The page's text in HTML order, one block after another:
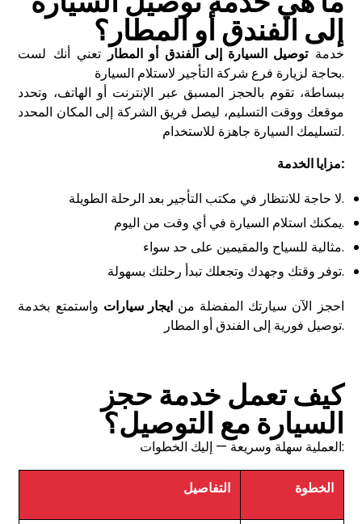
إلى الفندق أو المطار؟
خدمةتوصيل السيارة إلى الفندق أو المطارتعني أنك لست
بحاجة لزيارة فرع شركة التأجير لاستلام السيارة.
ببساطة، تقوم بالحجز المسبق عبر الإنترنت أو الهاتف، وتحدد
موقعك ووقت التسليم، ليصل فريق الشركة إلى المكان المحدد
لتسليمك السيارة جاهزة للاستخدام.
مزايا الخدمة:
لا حاجة للانتظار في مكتب التأجير بعد الرحلة الطويلة.
يمكنك استلام السيارة في أي وقت من اليوم.
مثالية للسياح والمقيمين على حد سواء.
توفر وقتك وجهدك وتجعلك تبدأ رحلتك بسهولة.
احجز الآن سيارتك المفضلة منايجار سيارات واستمتع بخدمة
توصيل فورية إلى الفندق أو المطار.
كيف تعمل خدمة حجز
السيارة مع التوصيل؟
العملية سهلة وسريعة — إليك الخطوات:
الخطوة التفاصيل